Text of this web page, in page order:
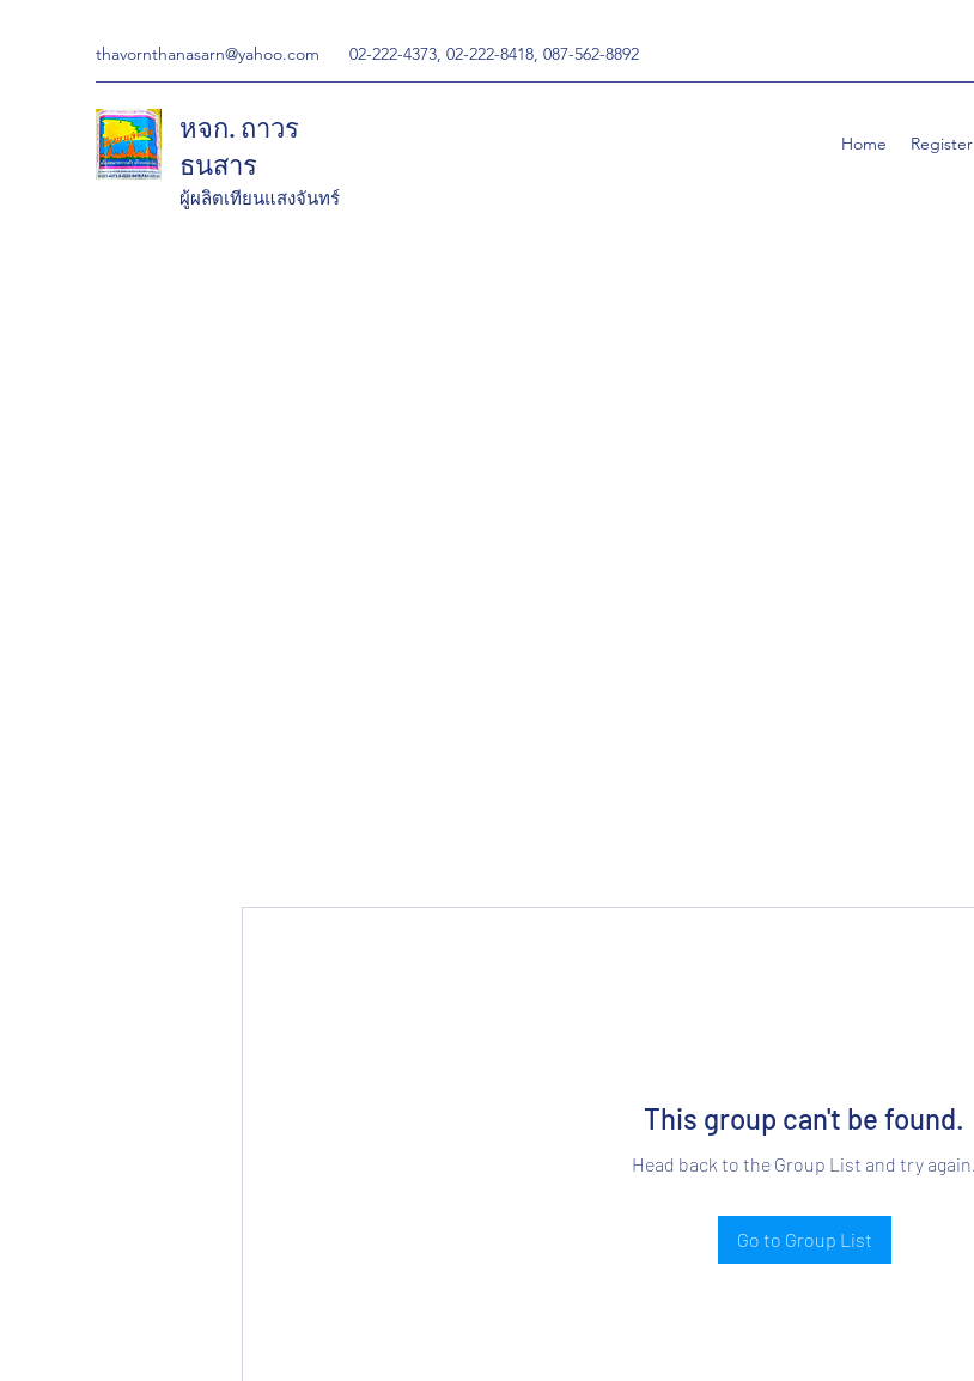
thavornthanasarn@yahoo.com 02-222-4373, 02-222-8418, 087-562-8892
หจก. ถาวร
ธนสาร
ผู้ผลิตเทียนแสงจันทร์
Home Register
This group can't be found.
Head back to the Group List and try again.
Go to Group List